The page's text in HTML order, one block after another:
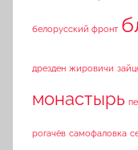
белорусский фронт
дрезден жировичи
монастырь
рогачёв самофаловка